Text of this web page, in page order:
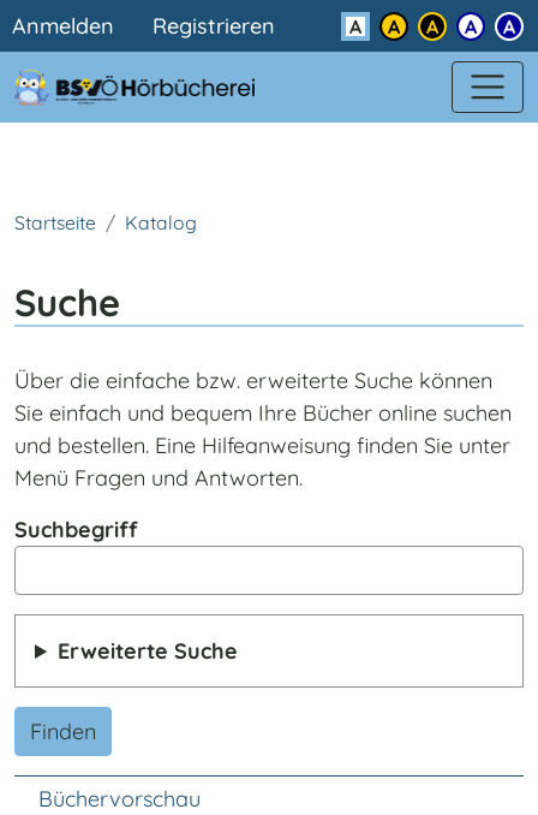
Direkt zum Inhalt
Benutzermenü
Anmelden Registrieren Kontrast
Startseite Katalog
Suche
Über die einfache bzw. erweiterte Suche können
Sie einfach und bequem Ihre Bücher online suchen
und bestellen. Eine Hilfeanweisung finden Sie unter
Menü Fragen und Antworten.
Suchbegriff
Erweiterte Suche
Finden
Unter Navigation
Büchervorschau